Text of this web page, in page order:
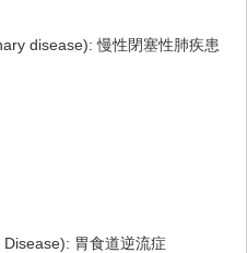
disease): 慢性閉塞性肺疾患
胃食道逆流症